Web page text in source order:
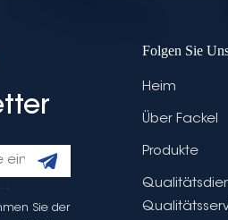
Sie der
Folgen Sie
Heim
Über Fackel
Produkte